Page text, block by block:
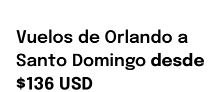
Vuelos de Orlando a
Santo Domingo desde
$136 USD